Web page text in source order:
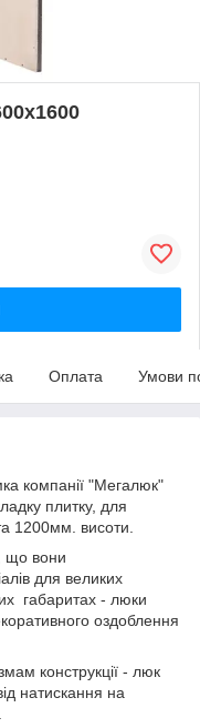
Оплата Умови
компанії "Мегалюк"
плитку, для
1200мм. висоти.
що вони
для великих
габаритах - люки
оздоблення
конструкції - люк
натискання на